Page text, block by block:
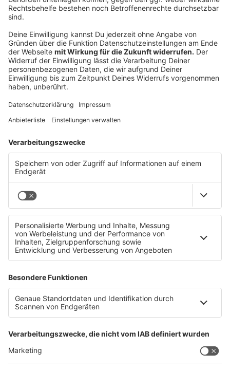
Gute Arbeit, die niemand kennt, gewinnt keinen
Markt.
Die meisten Unternehmen, mit denen ich arbeite,
haben kein Qualitätsproblem. Sie sind besser als ihr
Alle zwei Wochen schreibe ich einen Gedanken
darüber, wie sich das ändern lässt. Ein Thema, kein
→teddy.click/newsletter
Wie sichtbar ist dein Unternehmen wirklich?
Der Potenzial-Check dauert vier Minuten. Danach
hast du einen Report mit einer Zahl und fünf
Bereichen — und siehst, wo bei euch draußen nichts
ankommt. Kein Verkaufsgespräch.
→teddy.click/podsignal
Wenn du lieber direkt redest: fünfzehn Minuten, kein
Pitch.teddy.click/termin
Daniel Friesenecker baut Unternehmern ihr
eigenes Medium. Podcast, Video, Strategie. Studio:
LinkedIn:
Folge abonnieren:Apple·Spotify·YouTube·alle